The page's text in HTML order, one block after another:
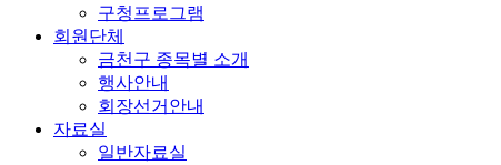
구청프로그램
회원단체
금천구 종목별 소개
행사안내
회장선거안내
자료실
일반자료실